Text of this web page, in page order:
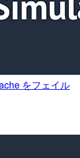
をフェイル